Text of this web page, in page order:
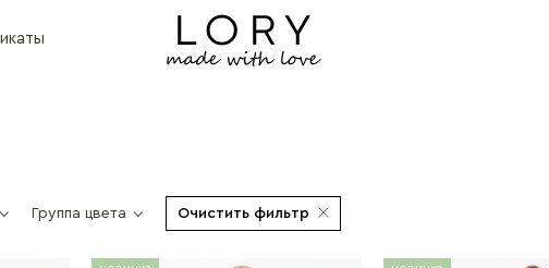
Группа цвета Очистить фильтр